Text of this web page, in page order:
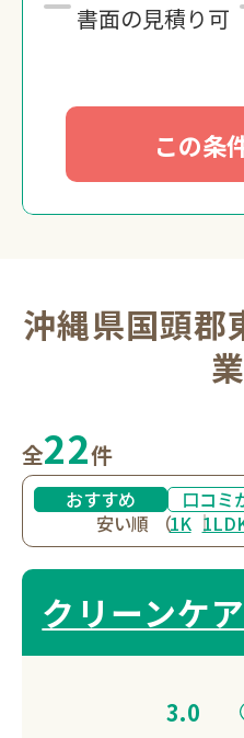
書面の見積り可
この条
沖縄県国頭郡
全22件
おすすめ 口コミ
安い順
（1K
クリーンケ
3.0